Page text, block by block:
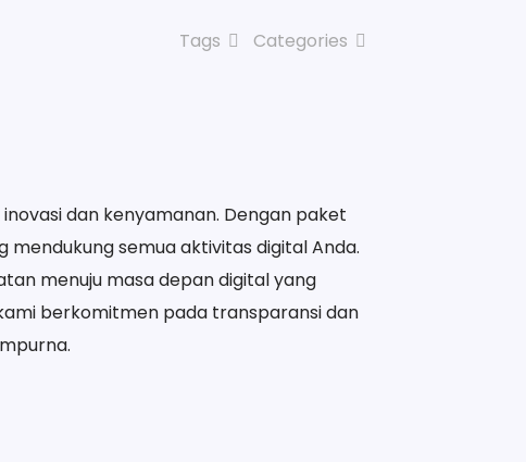
Categories
Tags
dan kenyamanan. Dengan paket
semua aktivitas digital Anda.
menuju masa depan digital yang
berkomitmen pada transparansi dan